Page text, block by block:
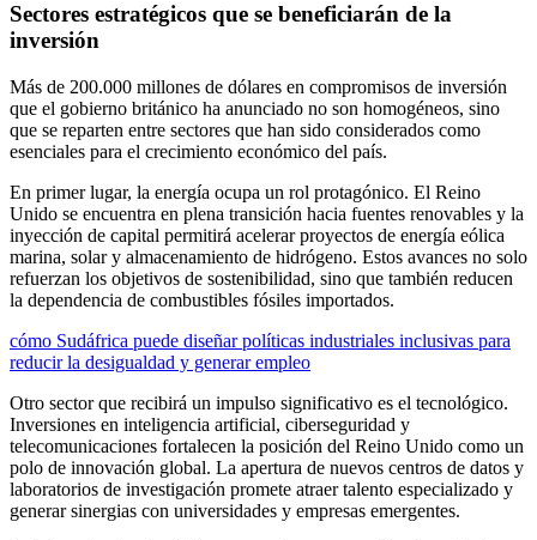
Sectores estratégicos que se beneficiarán de la
inversión
Más de 200.000 millones de dólares en compromisos de inversión
que el gobierno británico ha anunciado no son homogéneos, sino
que se reparten entre sectores que han sido considerados como
esenciales para el crecimiento económico del país.
En primer lugar, la energía ocupa un rol protagónico. El Reino
Unido se encuentra en plena transición hacia fuentes renovables y la
inyección de capital permitirá acelerar proyectos de energía eólica
marina, solar y almacenamiento de hidrógeno. Estos avances no solo
refuerzan los objetivos de sostenibilidad, sino que también reducen
la dependencia de combustibles fósiles importados.
cómo Sudáfrica puede diseñar políticas industriales inclusivas para
reducir la desigualdad y generar empleo
Otro sector que recibirá un impulso significativo es el tecnológico.
Inversiones en inteligencia artificial, ciberseguridad y
telecomunicaciones fortalecen la posición del Reino Unido como un
polo de innovación global. La apertura de nuevos centros de datos y
laboratorios de investigación promete atraer talento especializado y
generar sinergias con universidades y empresas emergentes.